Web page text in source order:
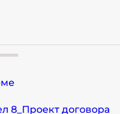
8_Проект договора